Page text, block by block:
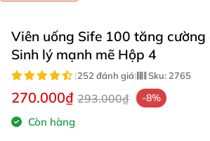
Viên uống Sife 100 tăng cường
Sinh lý mạnh mẽ Hộp 4
|252 đánh giá| Sku: 2765
270.000₫ 293.000₫ -8%
Còn hàng